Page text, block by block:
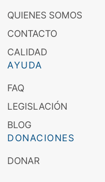
QUIENES SOMOS
CONTACTO
CALIDAD
AYUDA
FAQ
LEGISLACIÓN
BLOG
DONACIONES
DONAR